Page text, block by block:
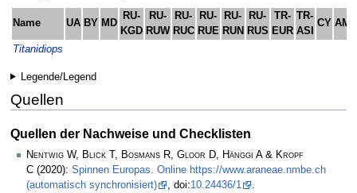
Name UA BY MD
RU-
KGD
RU-
RUW
RU-
RUC
RU-
RUE
RU-
RUN
RU-
RUS
TR-
EUR
TR-
ASI
CY AM
Titanidiops
Legende/Legend
Quellen
Quellen der Nachweise und Checklisten
Nentwig W, Blick T, Bosmans R, Gloor D, Hänggi A & Kropf
C (2020): Spinnen Europas. Online https://www.araneae.nmbe.ch
(automatisch synchronisiert)
, doi:10.24436/1